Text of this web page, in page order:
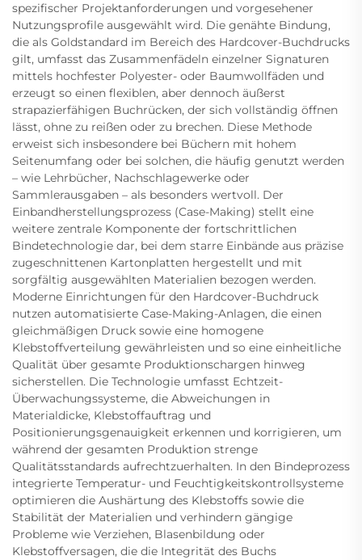
spezifischer Projektanforderungen und vorgesehener
Nutzungsprofile ausgewählt wird. Die genähte Bindung,
die als Goldstandard im Bereich des Hardcover-Buchdrucks
gilt, umfasst das Zusammenfädeln einzelner Signaturen
mittels hochfester Polyester- oder Baumwollfäden und
erzeugt so einen flexiblen, aber dennoch äußerst
strapazierfähigen Buchrücken, der sich vollständig öffnen
lässt, ohne zu reißen oder zu brechen. Diese Methode
erweist sich insbesondere bei Büchern mit hohem
Seitenumfang oder bei solchen, die häufig genutzt werden
– wie Lehrbücher, Nachschlagewerke oder
Sammlerausgaben – als besonders wertvoll. Der
Einbandherstellungsprozess (Case-Making) stellt eine
weitere zentrale Komponente der fortschrittlichen
Bindetechnologie dar, bei dem starre Einbände aus präzise
zugeschnittenen Kartonplatten hergestellt und mit
sorgfältig ausgewählten Materialien bezogen werden.
Moderne Einrichtungen für den Hardcover-Buchdruck
nutzen automatisierte Case-Making-Anlagen, die einen
gleichmäßigen Druck sowie eine homogene
Klebstoffverteilung gewährleisten und so eine einheitliche
Qualität über gesamte Produktionschargen hinweg
sicherstellen. Die Technologie umfasst Echtzeit-
Überwachungssysteme, die Abweichungen in
Materialdicke, Klebstoffauftrag und
Positionierungsgenauigkeit erkennen und korrigieren, um
während der gesamten Produktion strenge
Qualitätsstandards aufrechtzuerhalten. In den Bindeprozess
integrierte Temperatur- und Feuchtigkeitskontrollsysteme
optimieren die Aushärtung des Klebstoffs sowie die
Stabilität der Materialien und verhindern gängige
Probleme wie Verziehen, Blasenbildung oder
Klebstoffversagen, die die Integrität des Buchs